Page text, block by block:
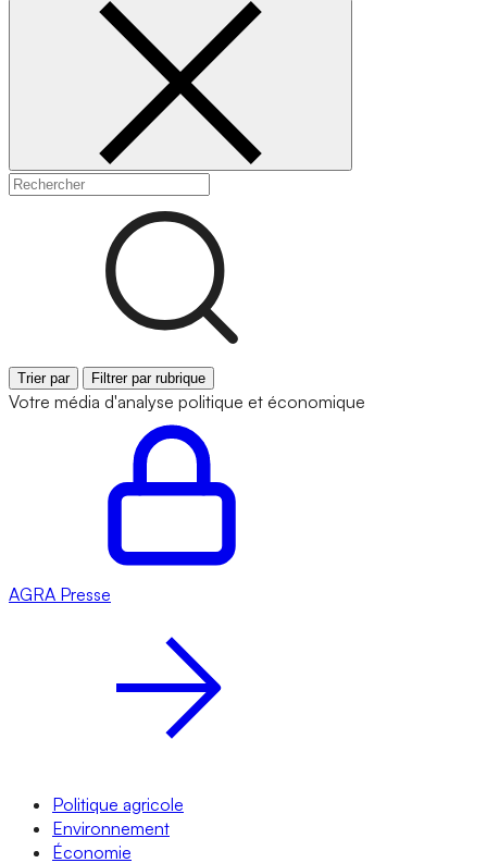
Trier par Filtrer par rubrique
Votre média d'analyse politique et économique
AGRA Presse
Politique agricole
Environnement
Économie